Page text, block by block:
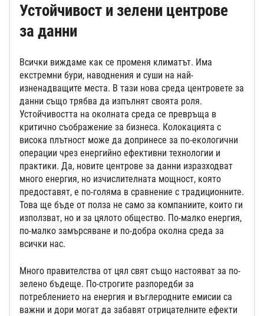
Устойчивост и зелени центрове
за данни
Всички виждаме как се променя климатът. Има
екстремни бури, наводнения и суши на най-
изненадващите места. В тази нова среда центровете за
данни също трябва да изпълнят своята роля.
Устойчивостта на околната среда се превръща в
критично съображение за бизнеса. Колокацията с
висока плътност може да допринесе за по-екологични
операции чрез енергийно ефективни технологии и
практики. Да, новите центрове за данни изразходват
много енергия, но изчислителната мощност, която
предоставят, е по-голяма в сравнение с традиционните.
Това ще бъде от полза не само за компаниите, които ги
използват, но и за цялото общество. По-малко енергия,
по-малко замърсяване и по-добра околна среда за
всички нас.
Много правителства от цял свят също настояват за по-
зелено бъдеще. По-строгите разпоредби за
потреблението на енергия и въглеродните емисии са
важни и дори могат да забавят отрицателните ефекти